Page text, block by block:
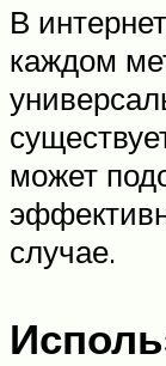
В
каждом
может
случае.